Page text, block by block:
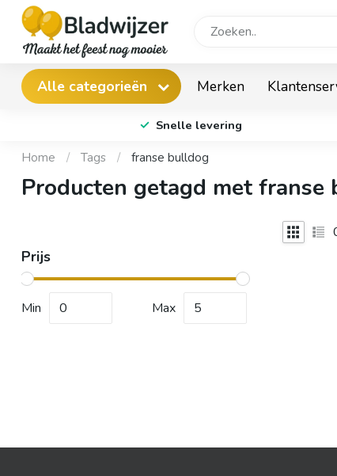
Alle categorieën Merken
Snelle levering
Home / Tags / franse bulldog
Producten getagd met franse
Prijs
Min Max